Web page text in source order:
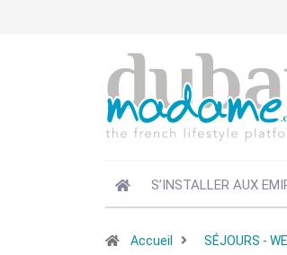
S’INSTALLER AUX
Accueil SÉJOURS -